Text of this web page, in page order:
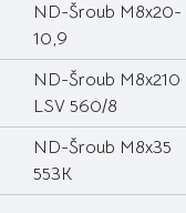
ND-Šroub M8x20-
10,9
ND-Šroub M8x210
LSV 560/8
ND-Šroub M8x35
553K